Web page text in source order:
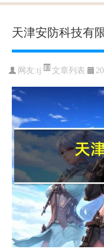
天津安防科技有
网友:tj 文章列表